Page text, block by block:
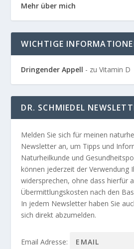
Mehr über mich
WICHTIGE
Dringender Appell - zu Vitamin D
DR. SCHMIEDEL
Melden Sie sich für meinen
Newsletter an, um Tipps und
Naturheilkunde und
können jederzeit der Verwendung
widersprechen, ohne dass hierfür
Übermittlungskosten nach den
In jedem Newsletter haben Sie
sich direkt abzumelden.
Email Adresse: